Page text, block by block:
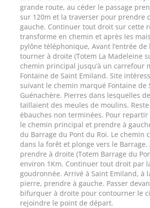
grande route, au céder le passage
sur 120m et la traverser pour prendre
gauche. Continuer tout droit sur cette
transforme en chemin et après les
pylône téléphonique, Avant l’entrée de
tourner à droite (Totem La Madeleine
chemin principal jusqu’à un carrefour
Fontaine de Saint Emiland. Site
suivant le chemin marqué Fontaine de
Guénachère. Pierres dans lesquelles
taillaient des meules de moulins.
ébauches non terminées. Pour
le chemin principal et prendre à
du Barrage du Pont du Roi. Le chemin
dans la forêt et plonge vers le Barrage.
prendre à droite (Totem Barrage du
environ 1Km. Continuer tout droit par
goudronnée. Arrivé à Saint Emiland, à
pierre, prendre à gauche. Passer
bifurquer à droite pour contourner le
rejoindre le point de départ.